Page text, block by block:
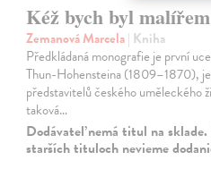
Kéž bych byl malířem
Zemanová Marcela| Kniha
Předkládaná monografie je první
Thun-Hohensteina (1809–1870),
představitelů českého uměleckého
taková…
Dodávateľ nemá titul na
starších tituloch nevieme